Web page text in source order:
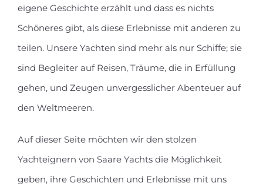
eigene Geschichte erzählt und dass es nichts
Schöneres gibt, als diese Erlebnisse mit anderen zu
teilen. Unsere Yachten sind mehr als nur Schiffe; sie
sind Begleiter auf Reisen, Träume, die in Erfüllung
gehen, und Zeugen unvergesslicher Abenteuer auf
den Weltmeeren.
Auf dieser Seite möchten wir den stolzen
Yachteignern von Saare Yachts die Möglichkeit
geben, ihre Geschichten und Erlebnisse mit uns